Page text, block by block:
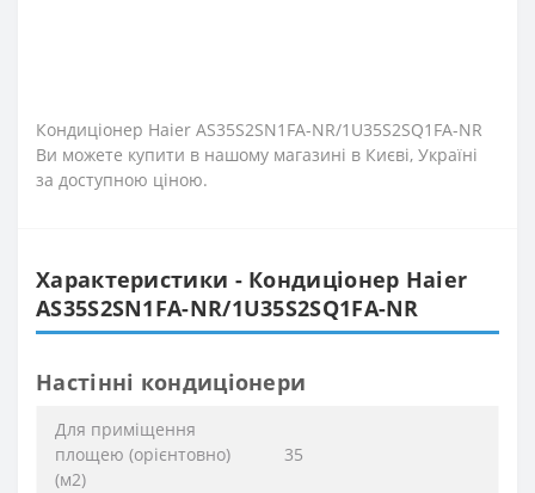
Кондиціонер Haier AS35S2SN1FA-NR/1U35S2SQ1FA-NR
Ви можете купити в нашому магазині в Києві, Україні
за доступною ціною.
Характеристики - Кондиціонер Haier
AS35S2SN1FA-NR/1U35S2SQ1FA-NR
Настінні кондиціонери
Для приміщення
площею (орієнтовно)
(м2)
35